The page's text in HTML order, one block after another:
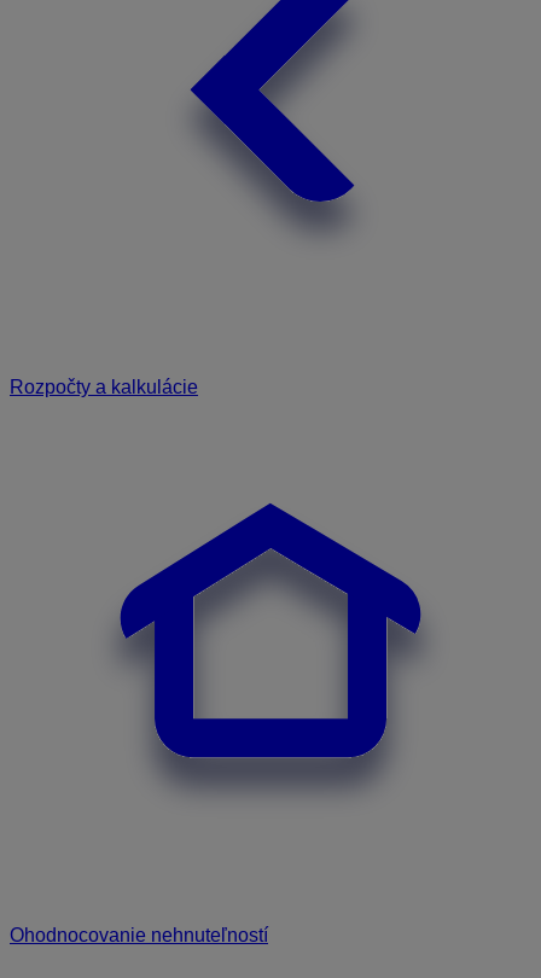
Rozpočty a kalkulácie
Ohodnocovanie nehnuteľností